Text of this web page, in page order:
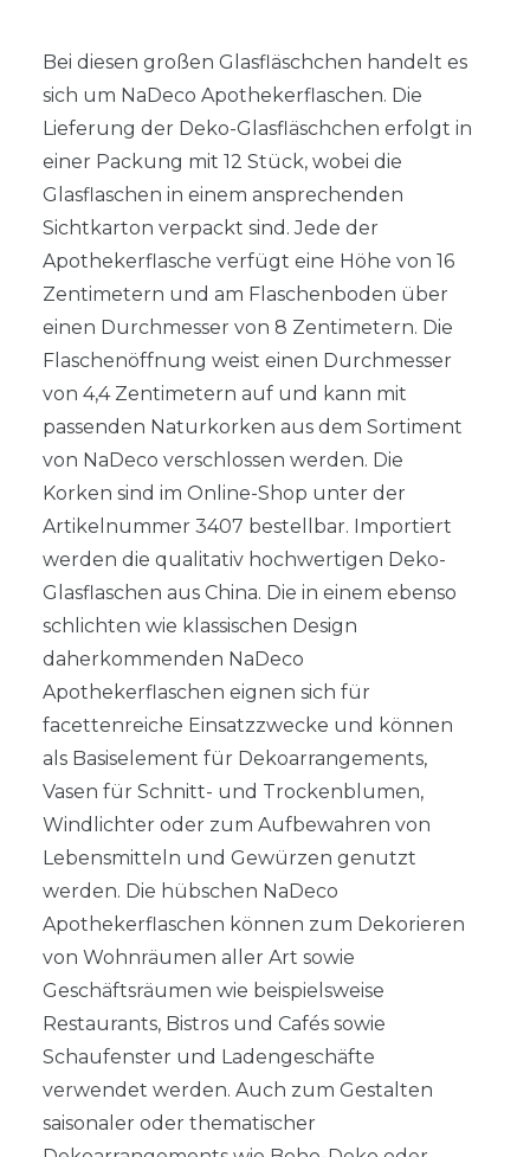
Bei diesen großen Glasfläschchen handelt es
sich um NaDeco Apothekerflaschen. Die
Lieferung der Deko-Glasfläschchen erfolgt in
einer Packung mit 12 Stück, wobei die
Glasflaschen in einem ansprechenden
Sichtkarton verpackt sind. Jede der
Apothekerflasche verfügt eine Höhe von 16
Zentimetern und am Flaschenboden über
einen Durchmesser von 8 Zentimetern. Die
Flaschenöffnung weist einen Durchmesser
von 4,4 Zentimetern auf und kann mit
passenden Naturkorken aus dem Sortiment
von NaDeco verschlossen werden. Die
Korken sind im Online-Shop unter der
Artikelnummer 3407 bestellbar. Importiert
werden die qualitativ hochwertigen Deko-
Glasflaschen aus China. Die in einem ebenso
schlichten wie klassischen Design
daherkommenden NaDeco
Apothekerflaschen eignen sich für
facettenreiche Einsatzzwecke und können
als Basiselement für Dekoarrangements,
Vasen für Schnitt- und Trockenblumen,
Windlichter oder zum Aufbewahren von
Lebensmitteln und Gewürzen genutzt
werden. Die hübschen NaDeco
Apothekerflaschen können zum Dekorieren
von Wohnräumen aller Art sowie
Geschäftsräumen wie beispielsweise
Restaurants, Bistros und Cafés sowie
Schaufenster und Ladengeschäfte
verwendet werden. Auch zum Gestalten
saisonaler oder thematischer